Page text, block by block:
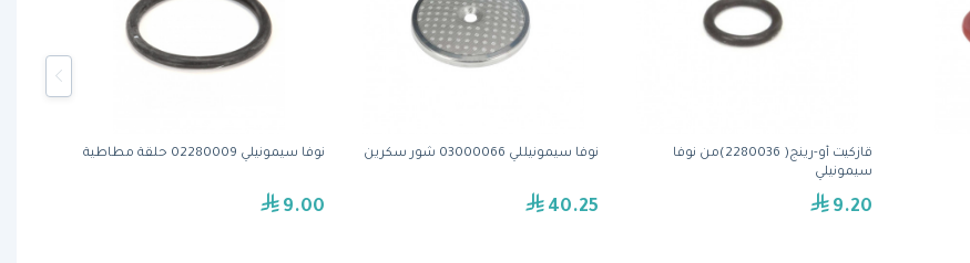
نوفا سيمونيلي 02280009 حلقة مطاطية
9.00
نوفا سيمونيللي 03000066 شور سكرين
40.25
قازكيت أو-رينج( 2280036)من نوفا
سيمونيلي
9.20